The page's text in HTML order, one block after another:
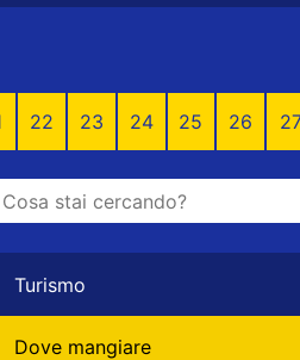
22 23 24 25 26
Turismo
Dove mangiare